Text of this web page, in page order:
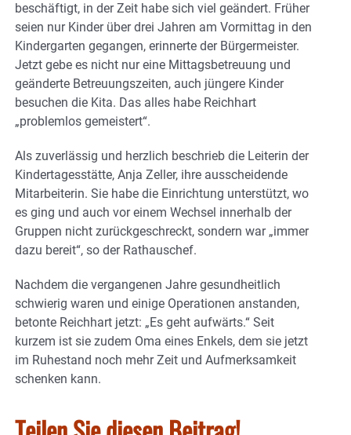
beschäftigt, in der Zeit habe sich viel geändert. Früher
seien nur Kinder über drei Jahren am Vormittag in den
Kindergarten gegangen, erinnerte der Bürgermeister.
Jetzt gebe es nicht nur eine Mittagsbetreuung und
geänderte Betreuungszeiten, auch jüngere Kinder
besuchen die Kita. Das alles habe Reichhart
„problemlos gemeistert“.
Als zuverlässig und herzlich beschrieb die Leiterin der
Kindertagesstätte, Anja Zeller, ihre ausscheidende
Mitarbeiterin. Sie habe die Einrichtung unterstützt, wo
es ging und auch vor einem Wechsel innerhalb der
Gruppen nicht zurückgeschreckt, sondern war „immer
dazu bereit“, so der Rathauschef.
Nachdem die vergangenen Jahre gesundheitlich
schwierig waren und einige Operationen anstanden,
betonte Reichhart jetzt: „Es geht aufwärts.“ Seit
kurzem ist sie zudem Oma eines Enkels, dem sie jetzt
im Ruhestand noch mehr Zeit und Aufmerksamkeit
schenken kann.